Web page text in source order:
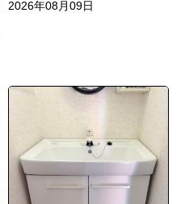
2026年08月09日